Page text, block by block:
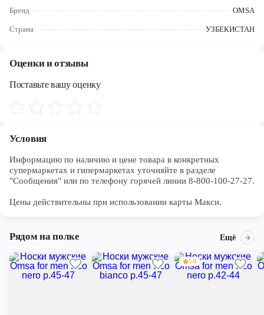
Бренд OMSA
Страна УЗБЕКИСТАН
Оценки и отзывы
Поставьте вашу оценку
Условия
Информацию по наличию и цене товара в конкретных
супермаркетах и гипермаркетах уточняйте в разделе
"Сообщения" или по телефону горячей линии 8-800-100-27-27.
Цены действительны при использовании карты Макси.
Рядом на полке Ещё
5.0